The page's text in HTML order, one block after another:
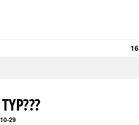
16
29